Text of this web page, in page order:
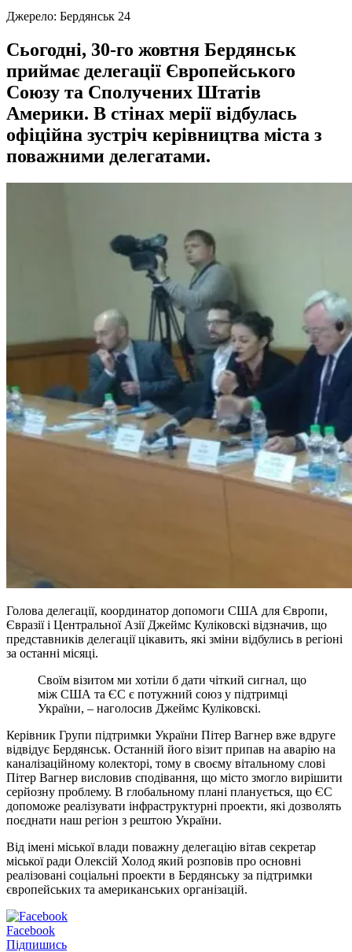
Джерело: Бердянськ 24
Сьогодні, 30-го жовтня Бердянськ
приймає делегації Європейського
Союзу та Сполучених Штатів
Америки. В стінах мерії відбулась
офіційна зустріч керівництва міста з
поважними делегатами.
Голова делегації, координатор допомоги США для Європи,
Євразії і Центральної Азії Джеймс Куліковскі відзначив, що
представників делегації цікавить, які зміни відбулись в регіоні
за останні місяці.
Своїм візитом ми хотіли б дати чіткий сигнал, що
між США та ЄС є потужний союз у підтримці
України, – наголосив Джеймс Куліковскі.
Керівник Групи підтримки України Пітер Вагнер вже вдруге
відвідує Бердянськ. Останній його візит припав на аварію на
каналізаційному колекторі, тому в своєму вітальному слові
Пітер Вагнер висловив сподівання, що місто змогло вирішити
серйозну проблему. В глобальному плані планується, що ЄС
допоможе реалізувати інфраструктурні проекти, які дозволять
поєднати наш регіон з рештою України.
Від імені міської влади поважну делегацію вітав секретар
міської ради Олексій Холод який розповів про основні
реалізовані соціальні проекти в Бердянську за підтримки
європейських та американських організацій.
Facebook
Підпишись